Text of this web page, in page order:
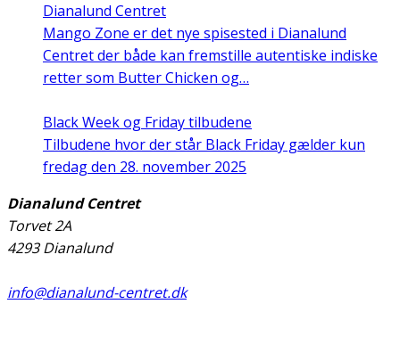
Dianalund Centret
Mango Zone er det nye spisested i Dianalund
Centret der både kan fremstille autentiske indiske
retter som Butter Chicken og…
Black Week og Friday tilbudene
Tilbudene hvor der står Black Friday gælder kun
fredag den 28. november 2025
Dianalund Centret
Torvet 2A
4293 Dianalund
info@dianalund-centret.dk